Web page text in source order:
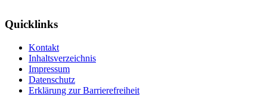
Quicklinks
Kontakt
Inhaltsverzeichnis
Impressum
Datenschutz
Erklärung zur Barrierefreiheit